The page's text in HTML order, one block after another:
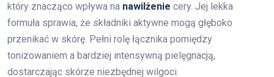
który znacząco wpływa na nawilżenie cery. Jej lekka
formuła sprawia, że składniki aktywne mogą głęboko
przenikać w skórę. Pełni rolę łącznika pomiędzy
tonizowaniem a bardziej intensywną pielęgnacją,
dostarczając skórze niezbędnej wilgoci.